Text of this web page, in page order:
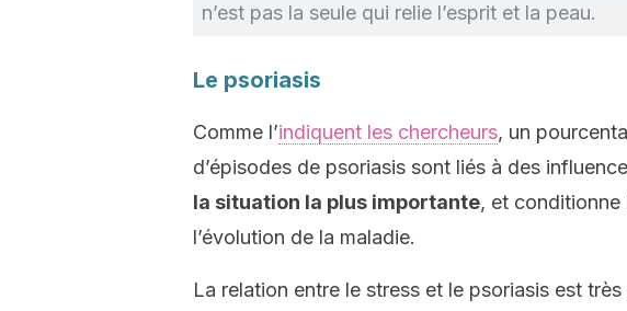
n’est pas la seule qui relie l’esprit et la peau.
Le psoriasis
Comme l’indiquent les chercheurs, un
d’épisodes de psoriasis sont liés à des
la situation la plus importante, et conditionne
l’évolution de la maladie.
La relation entre le stress et le psoriasis est